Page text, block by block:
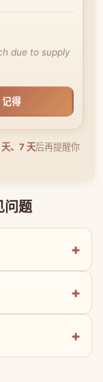
due to supply
记得
、7 天后再提醒你
问题